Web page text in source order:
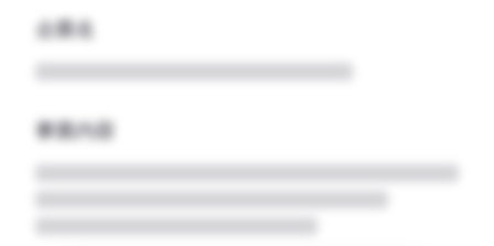
企業名
事業内容